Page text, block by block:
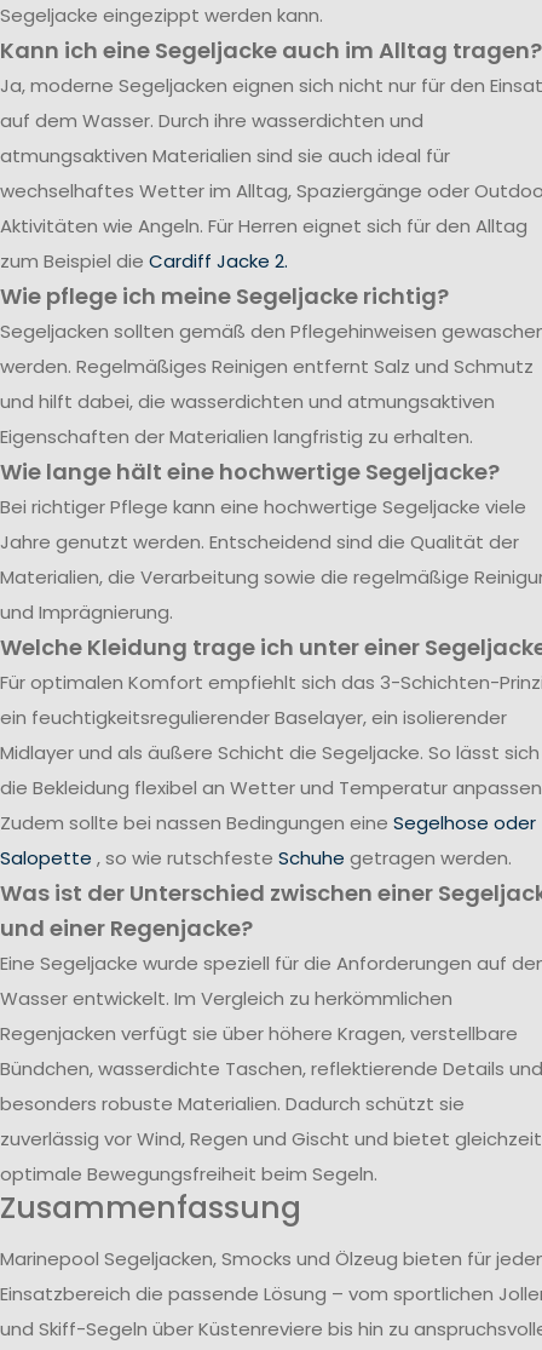
Segeljacke eingezippt werden kann.
Kann ich eine Segeljacke auch im Alltag tragen?
Ja, moderne Segeljacken eignen sich nicht nur für den
auf dem Wasser. Durch ihre wasserdichten und
atmungsaktiven Materialien sind sie auch ideal für
wechselhaftes Wetter im Alltag, Spaziergänge oder
Aktivitäten wie Angeln. Für Herren eignet sich für den Alltag
zum Beispiel die Cardiff Jacke 2.
Wie pflege ich meine Segeljacke richtig?
Segeljacken sollten gemäß den Pflegehinweisen
werden. Regelmäßiges Reinigen entfernt Salz und Schmutz
und hilft dabei, die wasserdichten und atmungsaktiven
Eigenschaften der Materialien langfristig zu erhalten.
Wie lange hält eine hochwertige Segeljacke?
Bei richtiger Pflege kann eine hochwertige Segeljacke viele
Jahre genutzt werden. Entscheidend sind die Qualität der
Materialien, die Verarbeitung sowie die regelmäßige
und Imprägnierung.
Welche Kleidung trage ich unter einer
Für optimalen Komfort empfiehlt sich das 3-Schichten-
ein feuchtigkeitsregulierender Baselayer, ein isolierender
Midlayer und als äußere Schicht die Segeljacke. So lässt sich
die Bekleidung flexibel an Wetter und Temperatur
Zudem sollte bei nassen Bedingungen eine Segelhose oder
Salopette , so wie rutschfeste Schuhe getragen werden.
Was ist der Unterschied zwischen einer
und einer Regenjacke?
Eine Segeljacke wurde speziell für die Anforderungen auf
Wasser entwickelt. Im Vergleich zu herkömmlichen
Regenjacken verfügt sie über höhere Kragen, verstellbare
Bündchen, wasserdichte Taschen, reflektierende Details und
besonders robuste Materialien. Dadurch schützt sie
zuverlässig vor Wind, Regen und Gischt und bietet
optimale Bewegungsfreiheit beim Segeln.
Zusammenfassung
Marinepool Segeljacken, Smocks und Ölzeug bieten für
Einsatzbereich die passende Lösung – vom sportlichen
und Skiff-Segeln über Küstenreviere bis hin zu